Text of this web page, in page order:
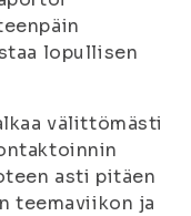
lopullisen
välittömästi
asti pitäen
teemaviikon ja